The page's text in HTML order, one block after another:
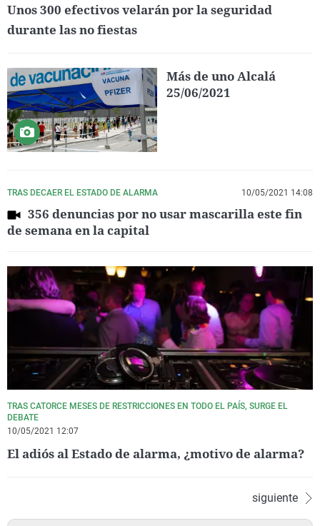
Unos 300 efectivos velarán por la seguridad
durante las no fiestas
Más de uno Alcalá
25/06/2021
TRAS DECAER EL ESTADO DE ALARMA 10/05/2021 14:08
356 denuncias por no usar mascarilla este fin
de semana en la capital
TRAS CATORCE MESES DE RESTRICCIONES EN TODO EL PAÍS, SURGE EL
DEBATE
10/05/2021 12:07
El adiós al Estado de alarma, ¿motivo de alarma?
siguiente